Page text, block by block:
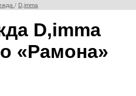
/ D,imma
D,imma
«Рамона»